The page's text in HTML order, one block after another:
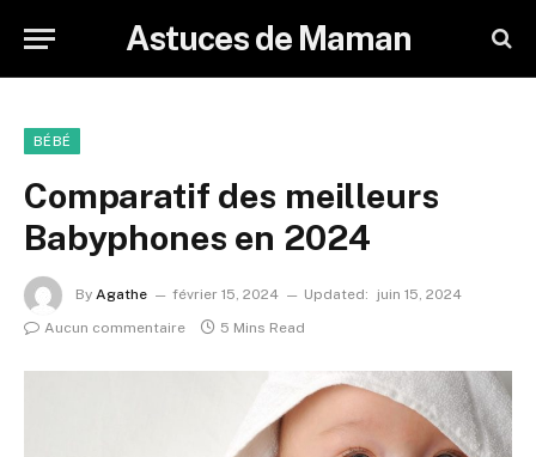
Astuces de Maman
BÉBÉ
Comparatif des meilleurs
Babyphones en 2024
By Agathe février 15, 2024 Updated:
juin 15, 2024
Aucun commentaire
5 Mins Read